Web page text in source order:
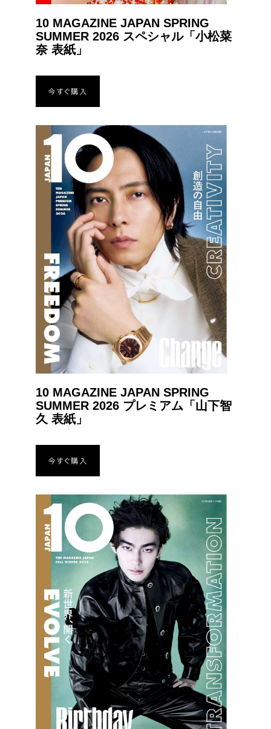
10 MAGAZINE JAPAN SPRING
SUMMER 2026 スペシャル「⼩松菜
奈 表紙」
今すぐ購入
10 MAGAZINE JAPAN SPRING
SUMMER 2026 プレミアム「⼭下智
久 表紙」
今すぐ購入